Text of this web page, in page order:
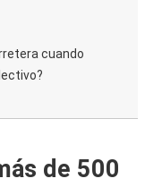
cuando
de 500